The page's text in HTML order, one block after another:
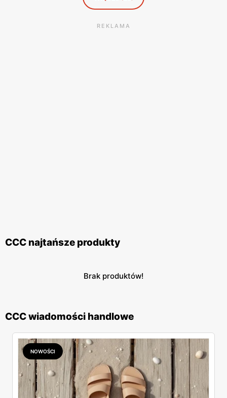
REKLAMA
CCC najtańsze produkty
Brak produktów!
CCC wiadomości handlowe
NOWOŚCI